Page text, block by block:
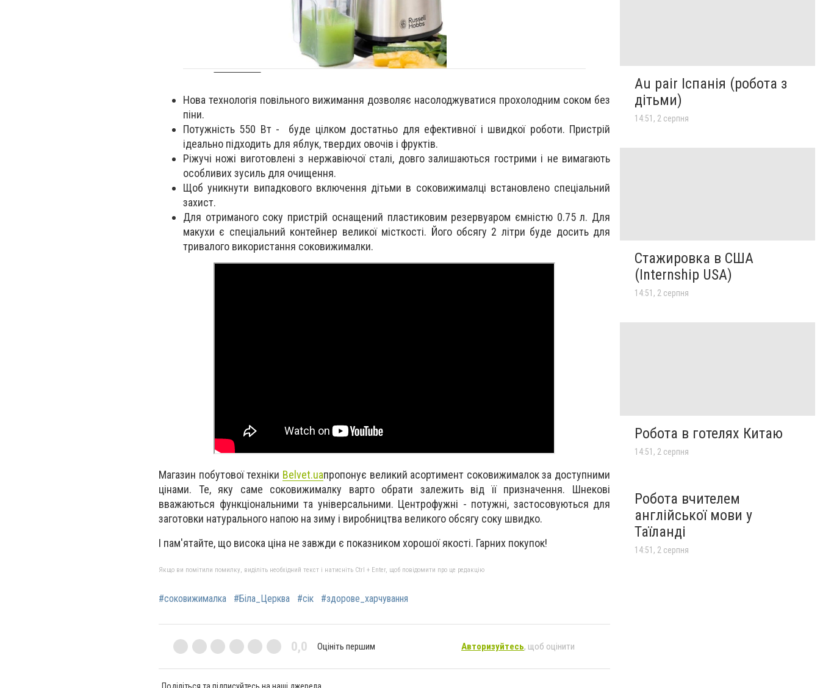
Нова технологія повільного вижимання дозволяє насолоджуватися прохолодним соком без
піни.
Потужність 550 Вт - буде цілком достатньо для ефективної і швидкої роботи. Пристрій
ідеально підходить для яблук, твердих овочів і фруктів.
Ріжучі ножі виготовлені з нержавіючої сталі, довго залишаються гострими і не вимагають
особливих зусиль для очищення.
Щоб уникнути випадкового включення дітьми в соковижималці встановлено спеціальний
захист.
Для отриманого соку пристрій оснащений пластиковим резервуаром ємністю 0.75 л. Для
макухи є спеціальний контейнер великої місткості. Його обсягу 2 літри буде досить для
тривалого використання соковижималки.
Магазин побутової техніки Belvet.uапропонує великий асортимент соковижималок за доступними
цінами. Те, яку саме соковижималку варто обрати залежить від її призначення. Шнекові
вважаються функціональними та універсальними. Центрофужні - потужні, застосовуються для
заготовки натурального напою на зиму і виробництва великого обсягу соку швидко.
І пам'ятайте, що висока ціна не завжди є показником хорошої якості. Гарних покупок!
Якщо ви помітили помилку, виділіть необхідний текст і натисніть Ctrl + Enter, щоб повідомити про це редакцію
#соковижималка #Біла_Церква #сік #здорове_харчування
0,0 Оцініть першим Авторизуйтесь, щоб оцінити
Au pair Іспанія (робота з
дітьми)
14:51, 2 серпня
Стажировка в США
(Internship USA)
14:51, 2 серпня
Робота в готелях Китаю
14:51, 2 серпня
Робота вчителем
англійської мови у
Таїланді
14:51, 2 серпня